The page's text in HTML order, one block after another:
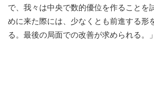
で、我々は中央で数的優位を作ることを
めに来た際には、少なくとも前進する形
る。最後の局面での改善が求められる。」